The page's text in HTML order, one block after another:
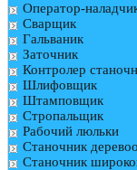
Оператор-
Сварщик
Гальваник
Заточник
Контролер
Шлифовщик
Штамповщик
Стропальщик
Рабочий люльки
Станочник
Станочник